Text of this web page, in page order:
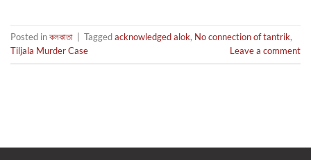
Posted inকলকাতা Taggedacknowledged alok, No connection of tantrik,
Tiljala Murder Case
Leave a comment